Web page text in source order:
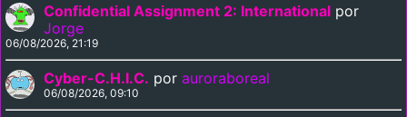
Confidential Assignment 2: International por
Jorge
06/08/2026, 21:19
Cyber-C.H.I.C. por auroraboreal
06/08/2026, 09:10